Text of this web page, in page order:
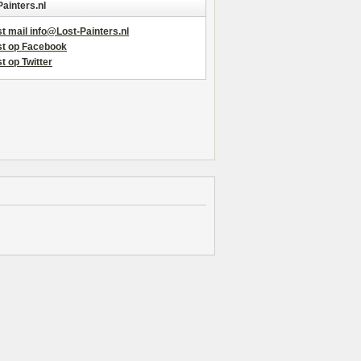
mail info@Lost-Painters.nl
op Facebook
op Twitter